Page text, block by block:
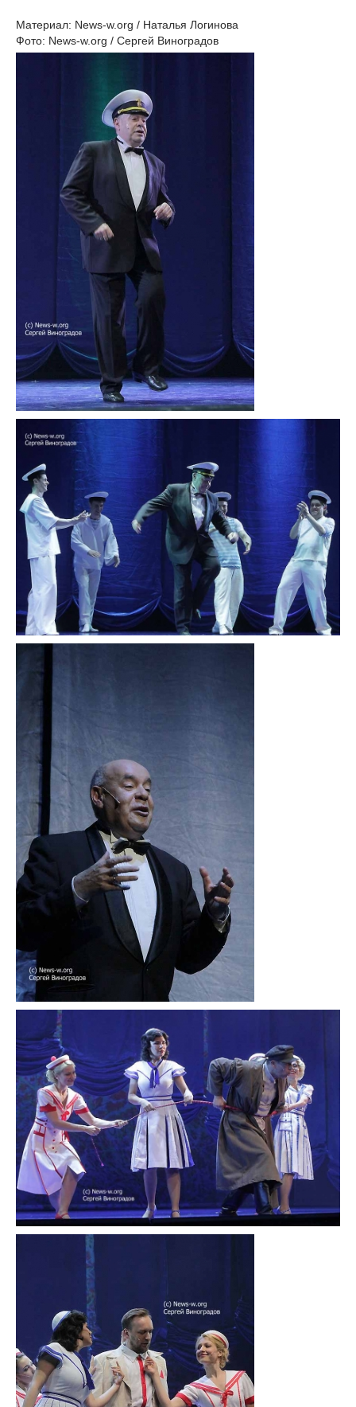
Материал: News-w.org / Наталья Логинова
Фото: News-w.org / Сергей Виноградов